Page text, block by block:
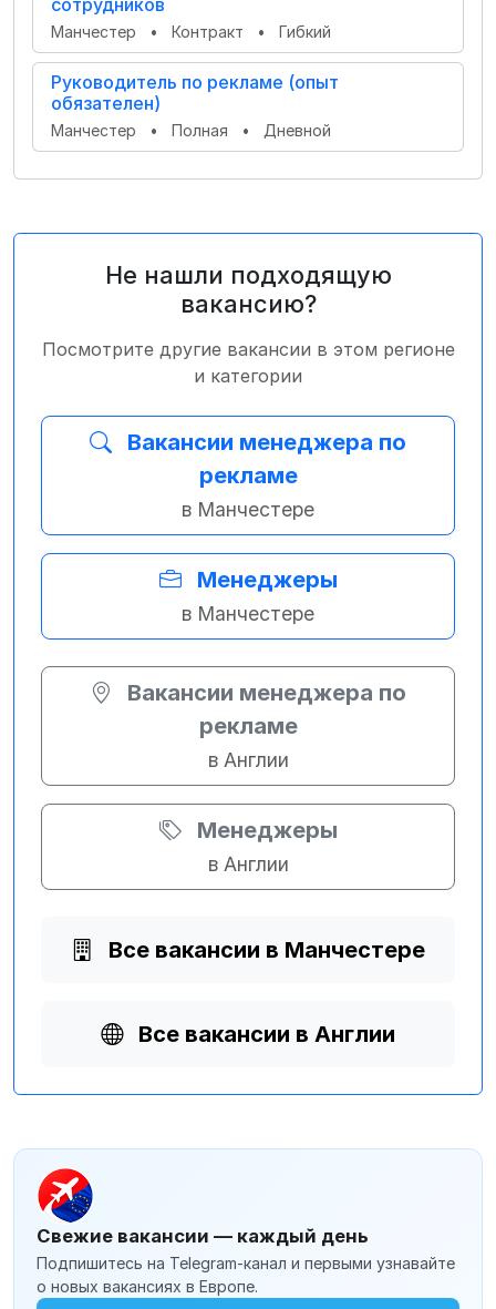
сотрудников
Манчестер • Контракт • Гибкий
Руководитель по рекламе (опыт
обязателен)
Манчестер • Полная • Дневной
Не нашли подходящую
вакансию?
Посмотрите другие вакансии в этом регионе
и категории
Вакансии менеджера по
рекламе
в Манчестере
Менеджеры
в Манчестере
Вакансии менеджера по
рекламе
в Англии
Менеджеры
в Англии
Все вакансии в Манчестере
Все вакансии в Англии
Свежие вакансии — каждый день
Подпишитесь на Telegram-канал и первыми узнавайте
о новых вакансиях в Европе.